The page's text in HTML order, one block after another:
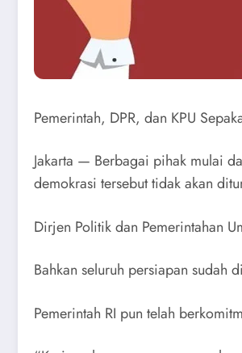
Pemerintah, DPR, dan KPU
Jakarta — Berbagai pihak mulai
demokrasi tersebut tidak akan
Dirjen Politik dan Pemerintahan
Bahkan seluruh persiapan sudah
Pemerintah RI pun telah